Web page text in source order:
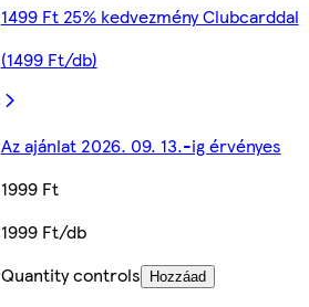
1499 Ft 25% kedvezmény Clubcarddal
(1499 Ft/db)
Az ajánlat 2026. 09. 13.-ig érvényes
1999 Ft
1999 Ft/db
Quantity controls
Hozzáad